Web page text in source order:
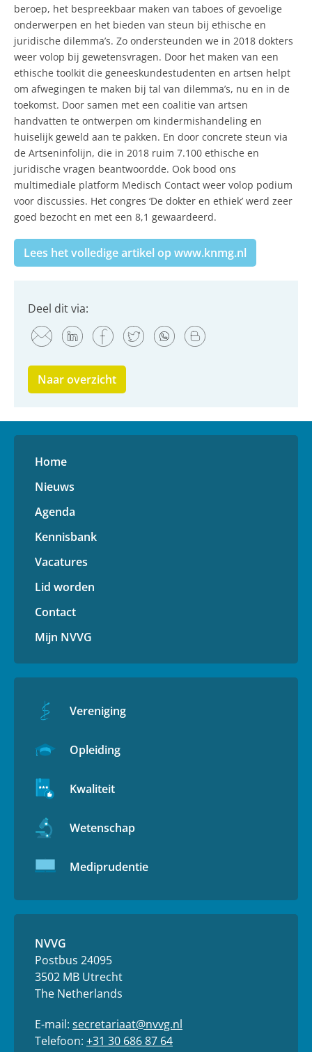
beroep, het bespreekbaar maken van taboes of gevoelige
onderwerpen en het bieden van steun bij ethische en
juridische dilemma’s. Zo ondersteunden we in 2018 dokters
weer volop bij gewetensvragen. Door het maken van een
ethische toolkit die geneeskundestudenten en artsen helpt
om afwegingen te maken bij tal van dilemma’s, nu en in de
toekomst. Door samen met een coalitie van artsen
handvatten te ontwerpen om kindermis­handeling en
huiselijk geweld aan te pakken. En door concrete steun via
de Artseninfolijn, die in 2018 ruim 7.100 ethische en
juridische vragen beantwoordde. Ook bood ons
multimediale platform Medisch Contact weer volop podium
voor discussies. Het congres ‘De dokter en ethiek’ werd zeer
goed bezocht en met een 8,1 gewaardeerd.
Lees het volledige artikel op www.knmg.nl
Deel dit via:
Naar overzicht
Home
Nieuws
Agenda
Kennisbank
Vacatures
Lid worden
Contact
Mijn NVVG
Vereniging
Opleiding
Kwaliteit
Wetenschap
Mediprudentie
NVVG
Postbus 24095
3502 MB Utrecht
The Netherlands
E-mail: secretariaat@nvvg.nl
Telefoon: +31 30 686 87 64